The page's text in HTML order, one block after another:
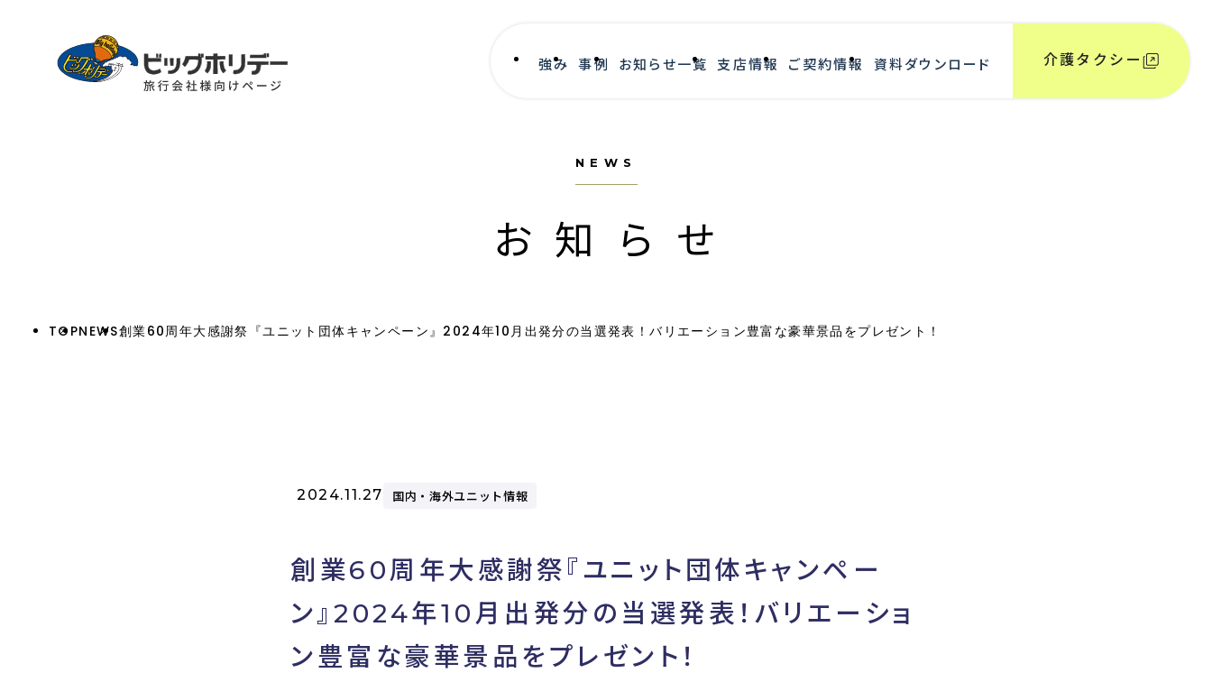
強み 事例 お知らせ一覧 支店情報 ご契約情報 資料ダウンロード 介護タクシー
NEWS
お知らせ
TOPNEWS創業60周年大感謝祭『ユニット団体キャンペーン』2024年10月出発分の当選発表！バリエーション豊富な豪華景品をプレゼント！
2024.11.27 国内・海外ユニット情報
創業60周年大感謝祭『ユニット団体キャンペー
ン』2024年10月出発分の当選発表！バリエーショ
ン豊富な豪華景品をプレゼント！